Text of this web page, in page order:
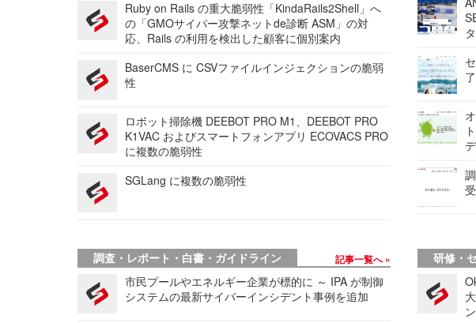
Ruby on Rails の重大脆弱性「KindaRails2Shell」へ
の「GMOサイバー攻撃ネットde診断 ASM」の対
応、Rails の利用を検出した顧客に個別案内
BaserCMS に CSVファイルインジェクションの脆弱
性
ロボット掃除機 DEEBOT PRO M1、DEEBOT PRO
K1VAC およびスマートフォンアプリ ECOVACS PRO
に複数の脆弱性
SGLang に複数の脆弱性
調査・レポート・白書・ガイドライン 記事一覧へ
市民プールやエネルギー企業が標的に ～ IPA が制御
システムの最新サイバーインシデント事例を追加
研修・
ン